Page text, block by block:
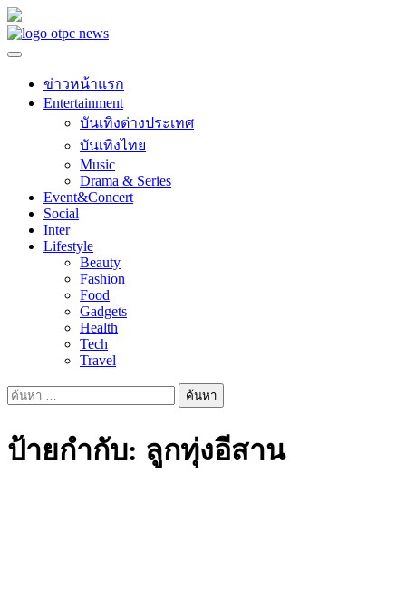
Skip
to
ข่าวหน้าแรก
Entertainment
บันเทิงต่างประเทศ
บันเทิงไทย
Music
Drama & Series
Event&Concert
Social
Inter
Lifestyle
Beauty
Fashion
Food
Gadgets
Health
Tech
Travel
ค้นหา
ป้ายกำกับ: ลูกทุ่งอีสาน